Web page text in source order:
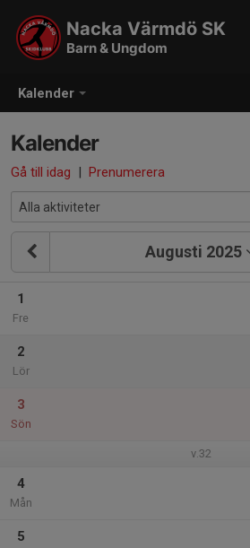
Kalender
Nacka Värmdö SK
Barn & Ungdom
Kalender
Gå till idag | Prenumerera
Augusti 2025
1
Fre
2
Lör
3
Sön
v.32
4
Mån
5